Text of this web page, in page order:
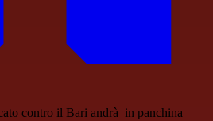
contro il Bari andrà in panchina